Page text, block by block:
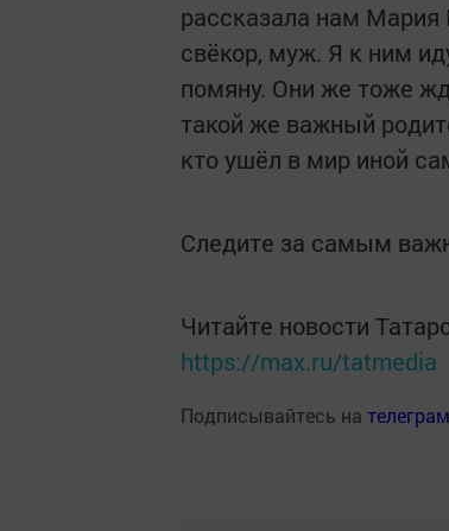
рассказала нам Мария
свёкор, муж. Я к ним
помяну. Они же тоже
такой же важный
кто ушёл в мир иной
Следите за самым
Читайте новости
https://max.ru/tatmedia
Подписывайтесь на